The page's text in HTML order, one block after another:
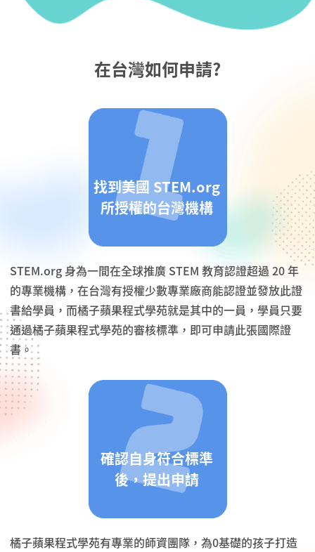
在台灣如何申請?
找到美國 STEM.org
所授權的台灣機構
STEM.org 身為一間在全球推廣 STEM 教育認證超過 20 年
的專業機構，在台灣有授權少數專業廠商能認證並發放此證
書給學員，而橘子蘋果程式學苑就是其中的一員，學員只要
通過橘子蘋果程式學苑的審核標準，即可申請此張國際證
書。
確認自身符合標準
後，提出申請
橘子蘋果程式學苑有專業的師資團隊，為0基礎的孩子打造